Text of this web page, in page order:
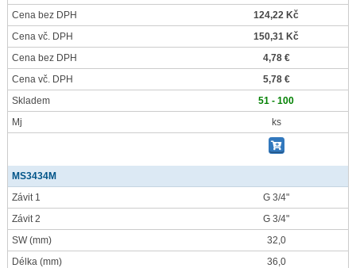
Cena bez DPH
124,22 Kč
Cena vč. DPH
150,31 Kč
Cena bez DPH
4,78 €
Cena vč. DPH
5,78 €
Skladem
51 - 100
Mj
ks
MS3434M
Závit 1
G 3/4"
Závit 2
G 3/4"
SW(mm)
32,0
Délka (mm)
36,0